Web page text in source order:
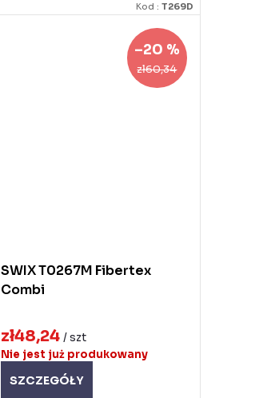
Kod : T269D
zł60,34
–20 %
SWIX T0267M Fibertex
Combi
zł48,24 / szt
Nie jest już produkowany
SZCZEGÓŁY